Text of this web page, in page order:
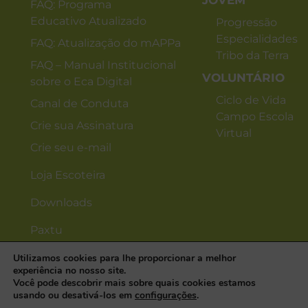
FAQ: Programa
Educativo Atualizado
FAQ: Atualização do mAPPa
FAQ – Manual Institucional
sobre o Eca Digital
Canal de Conduta
Crie sua Assinatura
Crie seu e-mail
Loja Escoteira
Downloads
Paxtu
Progressão
Especialidades
Tribo da Terra
VOLUNTÁRIO
Ciclo de Vida
Campo Escola
Virtual
Utilizamos cookies para lhe proporcionar a melhor
experiência no nosso site.
Você pode descobrir mais sobre quais cookies estamos
usando ou desativá-los em configurações.